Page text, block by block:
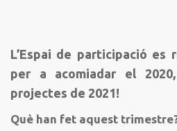
L’Espai de participació es
per a acomiadar el
projectes de 2021!
Què han fet aquest